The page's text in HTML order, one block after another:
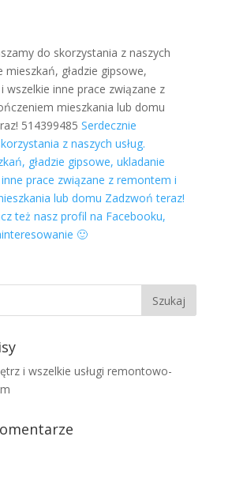
do skorzystania z naszych
mieszkań, gładzie gipsowe,
wszelkie inne prace związane z
mieszkania lub domu
514399485 Serdecznie
z naszych usług.
gładzie gipsowe, ukladanie
prace związane z remontem i
lub domu Zadzwoń teraz!
też nasz profil na Facebooku,
🙂
i wszelkie usługi remontowo-